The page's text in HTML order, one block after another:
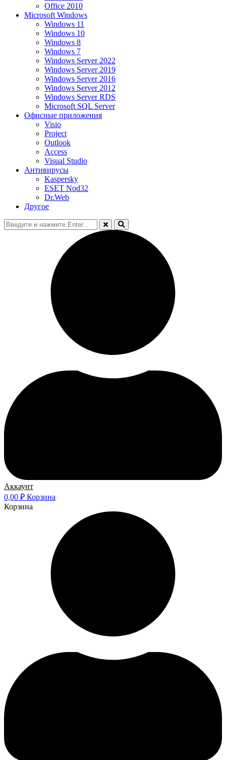
Office 2010
Microsoft Windows
Windows 11
Windows 10
Windows 8
Windows 7
Windows Server 2022
Windows Server 2019
Windows Server 2016
Windows Server 2012
Windows Server RDS
Microsoft SQL Server
Офисные приложения
Visio
Project
Outlook
Access
Visual Studio
Антивирусы
Kaspersky
ESET Nod32
Dr.Web
Другое
Аккаунт
0,00 ₽ Корзина
Корзина